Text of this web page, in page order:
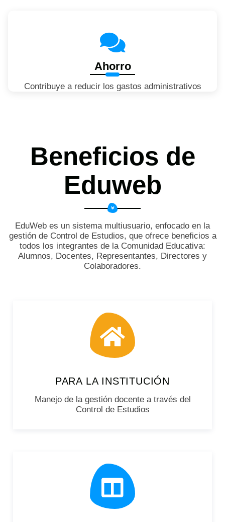
Ahorro
Contribuye a reducir los gastos administrativos
Beneficios de
Eduweb
EduWeb es un sistema multiusuario, enfocado en la
gestión de Control de Estudios, que ofrece beneficios a
todos los integrantes de la Comunidad Educativa:
Alumnos, Docentes, Representantes, Directores y
Colaboradores.
PARA LA INSTITUCIÓN
Manejo de la gestión docente a través del
Control de Estudios